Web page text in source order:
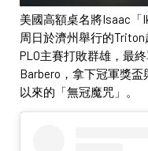
美國高額桌名將Isaac「
周日於濟州舉行的
PLO主賽打敗群雄，最
Barbero，拿下冠軍獎盃
以來的「無冠魔咒」。